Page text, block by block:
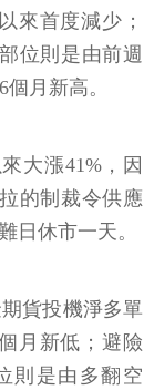
來首度減少；
位則是由前週
月新高。
大漲41%，因
的制裁令供應
日休市一天。
貨投機淨多單
月新低；避險
則是由多翻空